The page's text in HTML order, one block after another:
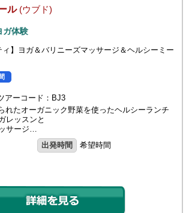
ル (ウブド)
ガ体験
アーコード：BJ3
れたオーガニック野菜を使ったヘルシーランチ
レッスンと
サージ…
出発時間 希望時間